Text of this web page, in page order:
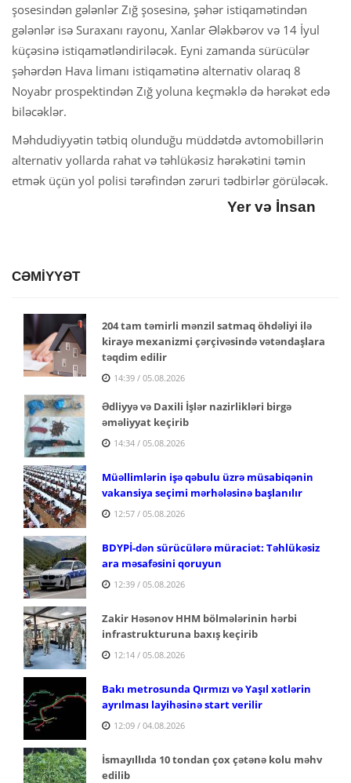
şosesindən gələnlər Zığ şosesinə, şəhər istiqamətindən
gələnlər isə Suraxanı rayonu, Xanlar Ələkbərov və 14 İyul
küçəsinə istiqamətləndiriləcək. Eyni zamanda sürücülər
şəhərdən Hava limanı istiqamətinə alternativ olaraq 8
Noyabr prospektindən Zığ yoluna keçməklə də hərəkət edə
biləcəklər.
Məhdudiyyətin tətbiq olunduğu müddətdə avtomobillərin
alternativ yollarda rahat və təhlükəsiz hərəkətini təmin
etmək üçün yol polisi tərəfindən zəruri tədbirlər görüləcək.
Yer və İnsan
CƏMİYYƏT
204 tam təmirli mənzil satmaq öhdəliyi ilə
kirayə mexanizmi çərçivəsində vətəndaşlara
təqdim edilir
14:39 / 05.08.2026
Ədliyyə və Daxili İşlər nazirlikləri birgə
əməliyyat keçirib
14:34 / 05.08.2026
Müəllimlərin işə qəbulu üzrə müsabiqənin
vakansiya seçimi mərhələsinə başlanılır
12:57 / 05.08.2026
BDYPİ-dən sürücülərə müraciət: Təhlükəsiz
ara məsafəsini qoruyun
12:39 / 05.08.2026
Zakir Həsənov HHM bölmələrinin hərbi
infrastrukturuna baxış keçirib
12:14 / 05.08.2026
Bakı metrosunda Qırmızı və Yaşıl xətlərin
ayrılması layihəsinə start verilir
12:09 / 04.08.2026
İsmayıllıda 10 tondan çox çətənə kolu məhv
edilib